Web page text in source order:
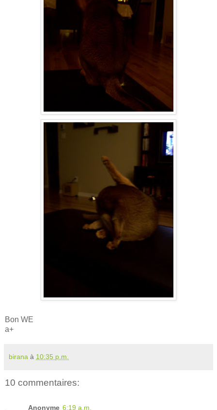
Bon WE
a+
birana à 10:35 p.m.
10 commentaires:
Anonyme 6:19 a.m.